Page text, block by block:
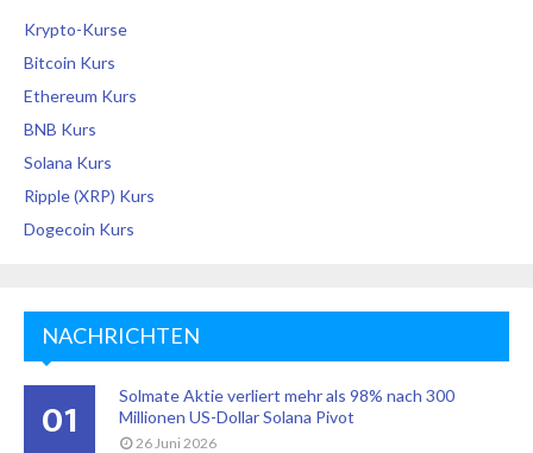
Krypto-Kurse
Bitcoin Kurs
Ethereum Kurs
BNB Kurs
Solana Kurs
Ripple (XRP) Kurs
Dogecoin Kurs
NACHRICHTEN
01
Solmate Aktie verliert mehr als 98% nach 300
Millionen US-Dollar Solana Pivot
26 Juni 2026